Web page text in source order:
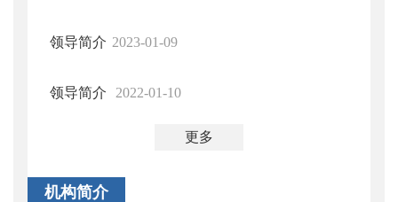
领导简介 2023-01-09
领导简介 2022-01-10
更多
机构简介